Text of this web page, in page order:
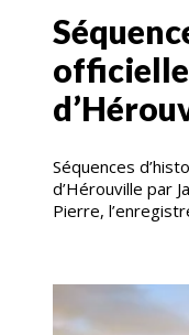
Séquences
d’Hérouville par
Pierre,